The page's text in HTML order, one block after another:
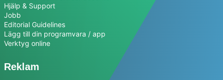
Hjälp & Support
Jobb
Editorial Guidelines
Lägg till din programvara / app
Verktyg online
Reklam